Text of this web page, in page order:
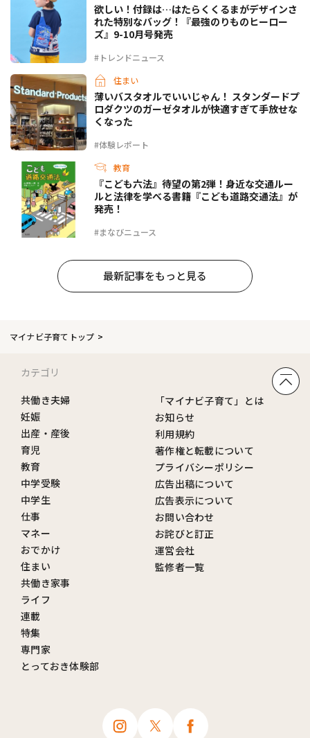
#トレンドニュース
欲しい！付録は…はたらくくるまがデザインさ
れた特別なバッグ！『最強のりものヒーロー
ズ』9-10月号発売
住まい
#体験レポート
薄いバスタオルでいいじゃん！ スタンダードプ
ロダクツのガーゼタオルが快適すぎて手放せな
くなった
教育
#まなびニュース
『こども六法』待望の第2弾！身近な交通ルー
ルと法律を学べる書籍『こども道路交通法』が
発売！
最新記事をもっと見る
マイナビ子育てトップ
カテゴリ
共働き夫婦
妊娠
出産・産後
育児
教育
中学受験
中学生
仕事
マネー
おでかけ
住まい
共働き家事
ライフ
連載
特集
専門家
とっておき体験部
「マイナビ子育て」とは
お知らせ
利用規約
著作権と転載について
プライバシーポリシー
広告出稿について
広告表示について
お問い合わせ
お詫びと訂正
運営会社
監修者一覧